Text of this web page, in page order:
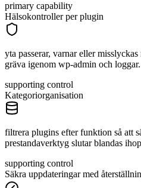
primary capability
Hälsokontroller per plugin
yta passerar, varnar eller
gräva igenom wp-admin och loggar.
supporting control
Kategoriorganisation
filtrera plugins efter funktion så att
prestandaverktyg slutar blandas
supporting control
Säkra uppdateringar med